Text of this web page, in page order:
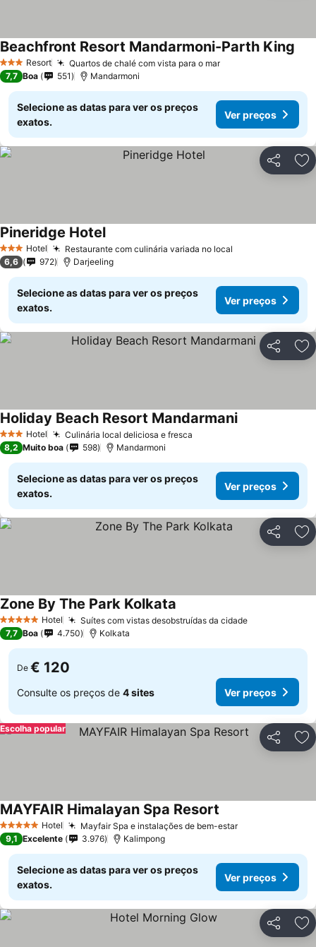
3 EstrelasResort Quartos de chalé com vista para o mar
Beachfront Resort Mandarmoni-Parth King
7,7 Boa 551 Mandarmoni
Selecione as datas para ver os preços
exatos.
Ver preços
Partilhar
3 EstrelasHotel Restaurante com culinária variada no local
Pineridge Hotel
6,6 972 Darjeeling
Selecione as datas para ver os preços
exatos.
Ver preços
Partilhar
3 EstrelasHotel Culinária local deliciosa e fresca
Holiday Beach Resort Mandarmani
8,2 Muito boa 598 Mandarmoni
Selecione as datas para ver os preços
exatos.
Ver preços
Partilhar
5 Estrelas Hotel Suítes com vistas desobstruídas da cidade
Zone By The Park Kolkata
7,7 Boa 4.750 Kolkata
De € 120
Consulte os preços de 4 sites Ver preços
Partilhar
Escolha popular
5 Estrelas Hotel Mayfair Spa e instalações de bem-estar
MAYFAIR Himalayan Spa Resort
9,1 Excelente 3.976 Kalimpong
Selecione as datas para ver os preços
exatos.
Ver preços
Partilhar